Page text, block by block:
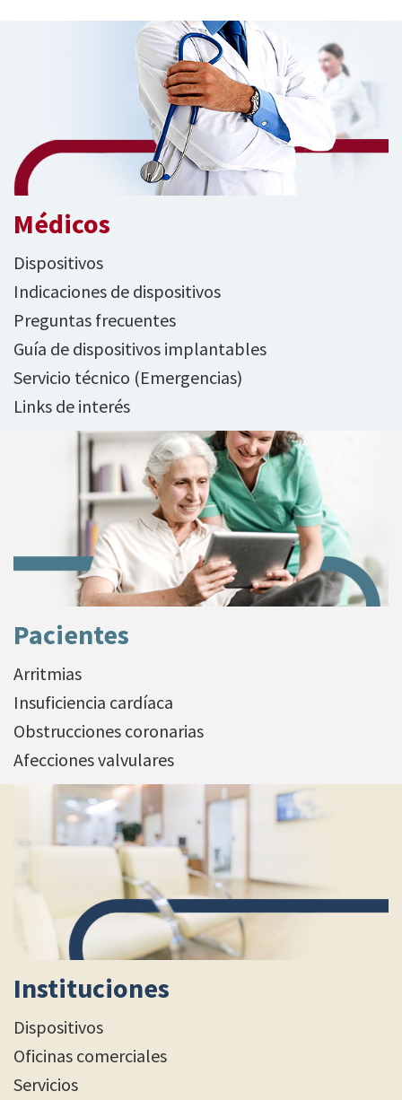
Médicos
Dispositivos
Indicaciones de dispositivos
Preguntas frecuentes
Guía de dispositivos implantables
Servicio técnico (Emergencias)
Links de interés
Pacientes
Arritmias
Insuficiencia cardíaca
Obstrucciones coronarias
Afecciones valvulares
Instituciones
Dispositivos
Oficinas comerciales
Servicios